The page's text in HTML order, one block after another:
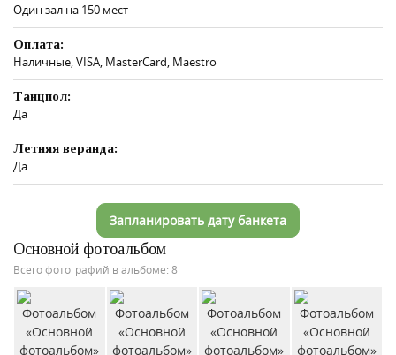
Один зал на 150 мест
Оплата:
Наличные, VISA, MasterCard, Maestro
Танцпол:
Да
Летняя веранда:
Да
Запланировать дату банкета
Основной фотоальбом
Всего фотографий в альбоме: 8